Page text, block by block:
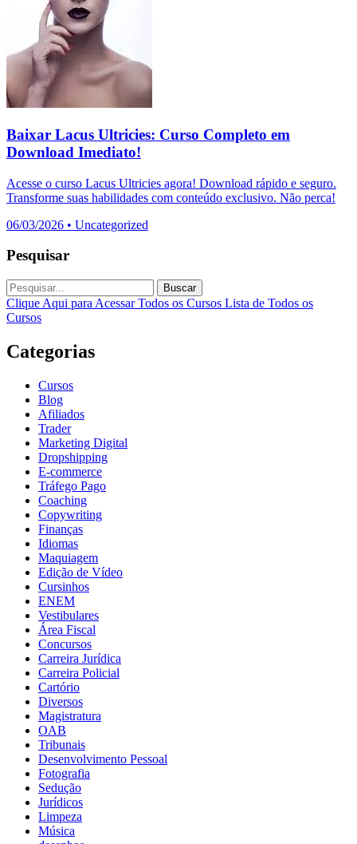
Baixar Lacus Ultricies: Curso Completo em
Download Imediato!
Acesse o curso Lacus Ultricies agora! Download rápido e seguro.
Transforme suas habilidades com conteúdo exclusivo. Não perca!
06/03/2026 • Uncategorized
Pesquisar
Buscar
Clique Aqui para Acessar Todos os Cursos Lista de Todos os
Cursos
Categorias
Cursos
Blog
Afiliados
Trader
Marketing Digital
Dropshipping
E-commerce
Tráfego Pago
Coaching
Copywriting
Finanças
Idiomas
Maquiagem
Edição de Vídeo
Cursinhos
ENEM
Vestibulares
Área Fiscal
Concursos
Carreira Jurídica
Carreira Policial
Cartório
Diversos
Magistratura
OAB
Tribunais
Desenvolvimento Pessoal
Fotografia
Sedução
Jurídicos
Limpeza
Música